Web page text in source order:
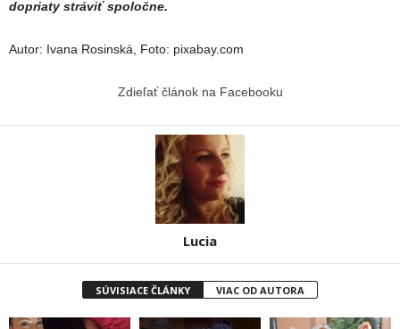
dopriaty stráviť spoločne.
Autor: Ivana Rosinská, Foto: pixabay.com
Zdieľať článok na Facebooku
Lucia
SÚVISIACE ČLÁNKY VIAC OD AUTORA